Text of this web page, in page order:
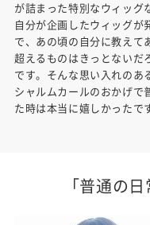
が詰まった特別なウィッグ
自分が企画したウィッグが
で、あの頃の自分に教えて
超えるものはきっとないだ
です。そんな思い入れのあ
シャルムカールのおかげで
た時は本当に嬉しかったで
「普通の